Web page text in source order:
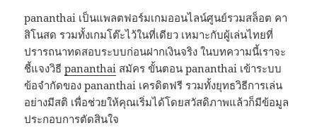
pananthai เป็นแพลตฟอร์มเกมออนไลน์ศูนย์รวมสล็อต คา
สิโนสด รวมทั้งเกมโต๊ะไว้ในที่เดียว เหมาะกับผู้เล่นไทยที่
ปรารถนาทดสอบระบบก่อนฝากเงินจริง ในบทความนี้เราจะ
ชี้แจงวิธีpananthai สมัคร ขั้นตอน pananthai เข้าระบบ
ข้อจำกัดของ pananthai เครดิตฟรี รวมทั้งยุทธวิธีการเล่น
อย่างมีสติ เพื่อช่วยให้คุณเริ่มได้โดยสวัสดิภาพแล้วก็มีข้อมูล
ประกอบการตัดสินใจ